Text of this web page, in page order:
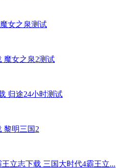
魔女之泉测试
魔女之泉2测试
归途24小时测试
黎明三国2
三国大时代4霸王立...